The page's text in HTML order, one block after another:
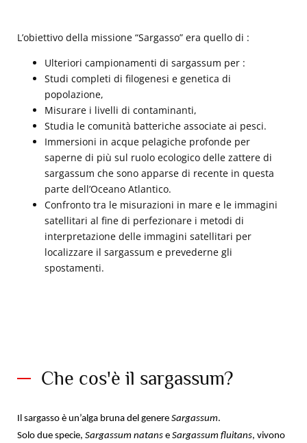
L’obiettivo della missione “Sargasso” era quello di :
Ulteriori campionamenti di sargassum per :
Studi completi di filogenesi e genetica di
popolazione,
Misurare i livelli di contaminanti,
Studia le comunità batteriche associate ai pesci.
Immersioni in acque pelagiche profonde per
saperne di più sul ruolo ecologico delle zattere di
sargassum che sono apparse di recente in questa
parte dell’Oceano Atlantico.
Confronto tra le misurazioni in mare e le immagini
satellitari al fine di perfezionare i metodi di
interpretazione delle immagini satellitari per
localizzare il sargassum e prevederne gli
spostamenti.
Che cos'è il sargassum?
Il sargasso è un’alga bruna del genere Sargassum.
Solo due specie, Sargassum natans e Sargassum fluitans, vivono